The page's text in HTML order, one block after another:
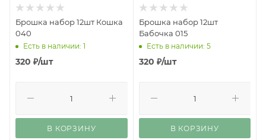
Брошка набор 12шт Кошка
040
Есть в наличии: 1
320 ₽/шт
В КОРЗИНУ
Брошка набор 12шт
Бабочка 015
Есть в наличии: 5
320 ₽/шт
В КОРЗИНУ